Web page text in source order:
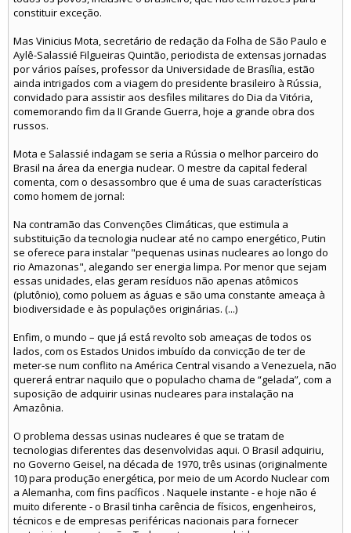
constituir exceção.
Mas Vinicius Mota, secretário de redação da Folha de São Paulo e
Aylê-Salassié Filgueiras Quintão, periodista de extensas jornadas
por vários países, professor da Universidade de Brasília, estão
ainda intrigados com a viagem do presidente brasileiro à Rússia,
convidado para assistir aos desfiles militares do Dia da Vitória,
comemorando fim da II Grande Guerra, hoje a grande obra dos
russos.
Mota e Salassié indagam se seria a Rússia o melhor parceiro do
Brasil na área da energia nuclear. O mestre da capital federal
comenta, com o desassombro que é uma de suas características
como homem de jornal:
Na contramão das Convenções Climáticas, que estimula a
substituição da tecnologia nuclear até no campo energético, Putin
se oferece para instalar "pequenas usinas nucleares ao longo do
rio Amazonas", alegando ser energia limpa. Por menor que sejam
essas unidades, elas geram resíduos não apenas atômicos
(plutônio), como poluem as águas e são uma constante ameaça à
biodiversidade e às populações originárias. (...)
Enfim, o mundo – que já está revolto sob ameaças de todos os
lados, com os Estados Unidos imbuído da convicção de ter de
meter-se num conflito na América Central visando a Venezuela, não
quererá entrar naquilo que o populacho chama de “gelada”, com a
suposição de adquirir usinas nucleares para instalação na
Amazônia.
O problema dessas usinas nucleares é que se tratam de
tecnologias diferentes das desenvolvidas aqui. O Brasil adquiriu,
no Governo Geisel, na década de 1970, três usinas (originalmente
10) para produção energética, por meio de um Acordo Nuclear com
a Alemanha, com fins pacíficos . Naquele instante - e hoje não é
muito diferente - o Brasil tinha carência de físicos, engenheiros,
técnicos e de empresas periféricas nacionais para fornecer